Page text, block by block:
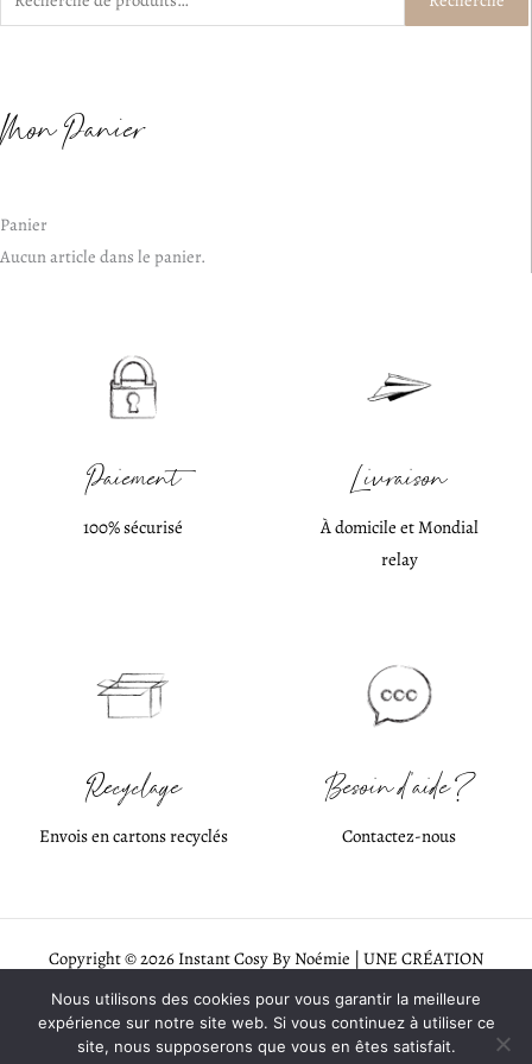
pour :
Mon Panier
Panier
Aucun article dans le panier.
Paiement
100% sécurisé
Livraison
À domicile et Mondial
relay
Recyclage
Envois en cartons recyclés
Besoin d'aide ?
Contactez-nous
Copyright © 2026 Instant Cosy By Noémie | UNE CRÉATION
EVERANDYOU STUDIO WEB♡
Mentions légales
Nous utilisons des cookies pour vous garantir la meilleure
expérience sur notre site web. Si vous continuez à utiliser ce
site, nous supposerons que vous en êtes satisfait.